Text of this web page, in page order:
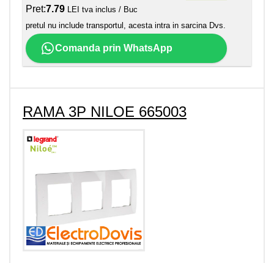
Pret:7.79 LEI tva inclus / Buc
pretul nu include transportul, acesta intra in sarcina Dvs.
Comanda prin WhatsApp
RAMA 3P NILOE 665003